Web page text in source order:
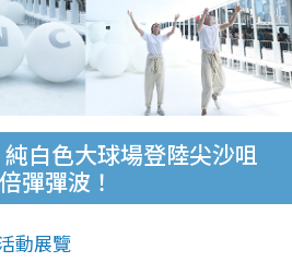
純白色大球場登陸尖沙咀
彈彈波！
動展覽